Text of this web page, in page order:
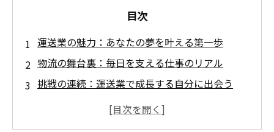
目次
運送業の魅力：あなたの夢を叶える第一歩
物流の舞台裏：毎日を支える仕事のリアル
挑戦の連続：運送業で成長する自分に出会う
社会を支える喜び：運送業がもたらすやりがい